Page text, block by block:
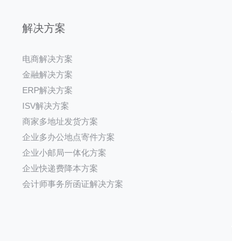
解决方案
电商解决方案
金融解决方案
ERP解决方案
ISV解决方案
商家多地址发货方案
企业多办公地点寄件方案
企业小邮局一体化方案
企业快递费降本方案
会计师事务所函证解决方案